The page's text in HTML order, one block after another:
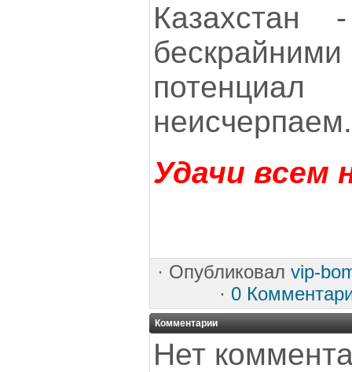
неисчерпаем.
Удачи всем
· Опубликовал vip-
· 0
Комментарии
Нет